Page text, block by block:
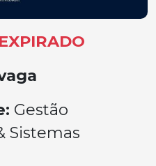
Gestão
Sistemas